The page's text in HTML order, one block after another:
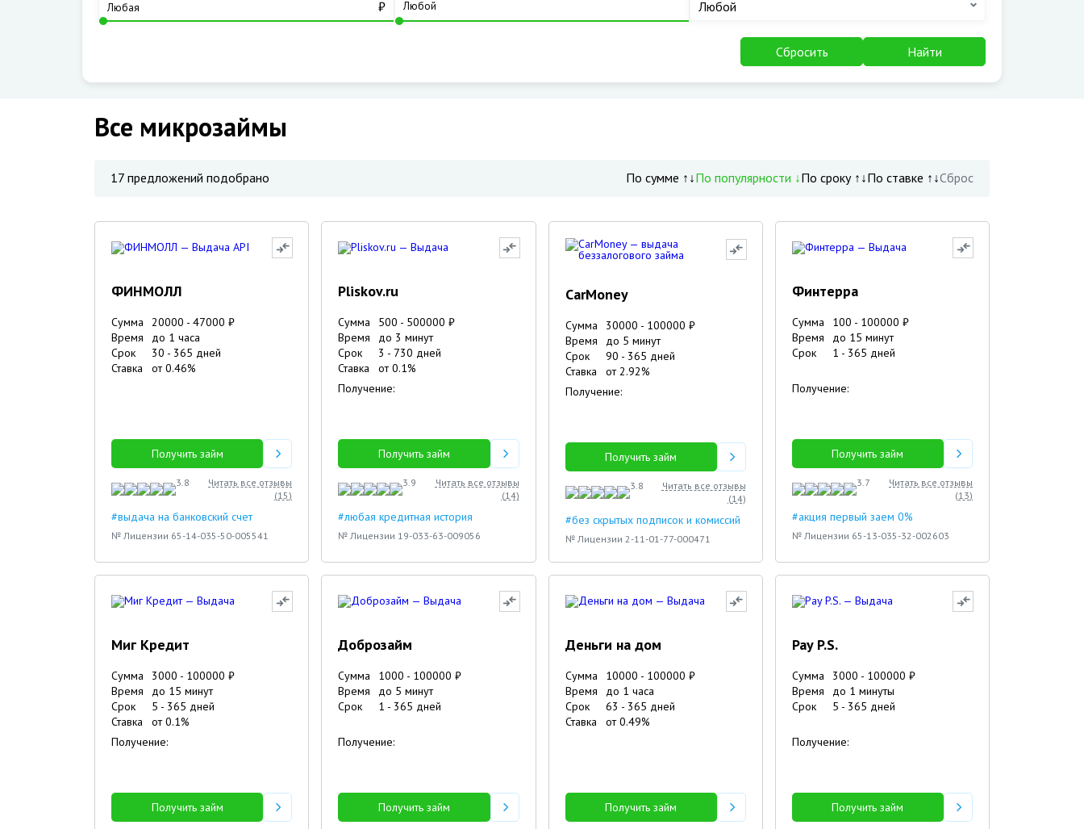
₽ Любой
Сбросить Найти
Все микрозаймы
17 предложений подобрано По сумме ↑↓По популярности ↓По сроку ↑↓По ставке ↑↓Сброс
Миг Кредит
Сумма 3000 - 100000 ₽
Время
до 15 минут
Срок
5 - 365 дней
Ставка
от0.1%
Получение:
Получить займ
Деньги на дом
Сумма 10000 - 100000 ₽
Время
до 1 часа
Срок
63 - 365 дней
Ставка
от0.49%
Получить займ
Pliskov.ru
Сумма 500 - 500000 ₽
Время
до 3 минут
Срок
3 - 730 дней
Ставка
от0.1%
Получение:
Получить займ
3.9
Читать все отзывы
(14)
#любая кредитная история
№ Лицензии 19-033-63-009056
Pay P.S.
Сумма 3000 - 100000 ₽
Время
до 1 минуты
Срок
5 - 365 дней
Получение:
Получить займ
CarMoney
Сумма 30000 - 100000 ₽
Время
до 5 минут
Срок
90 - 365 дней
Ставка
от2.92%
Получение:
Получить займ
3.8
Читать все отзывы
(14)
#без скрытых подписок и комиссий
№ Лицензии 2-11-01-77-000471
ФИНМОЛЛ
Сумма 20000 - 47000 ₽
Время
до 1 часа
Срок
30 - 365 дней
Ставка
от0.46%
Получить займ
3.8
Читать все отзывы
(15)
#выдача на банковский счет
№ Лицензии 65-14-035-50-005541
Финтерра
Сумма 100 - 100000 ₽
Время
до 15 минут
Срок
1 - 365 дней
Получение:
Получить займ
3.7
Читать все отзывы
(13)
#акция первый заем 0%
№ Лицензии 65-13-035-32-002603
Доброзайм
Сумма 1000 - 100000 ₽
Время
до 5 минут
Срок
1 - 365 дней
Получение:
Получить займ